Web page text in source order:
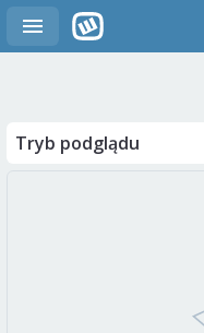
Tryb podglądu